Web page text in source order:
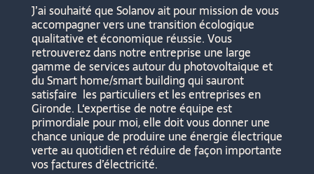
J’ai souhaité que Solanov ait pour mission de vous
accompagner vers une transition écologique
qualitative et économique réussie. Vous
retrouverez dans notre entreprise une large
gamme de services autour du photovoltaique et
du Smart home/smart building qui sauront
satisfaire les particuliers et les entreprises en
Gironde. L‘expertise de notre équipe est
primordiale pour moi, elle doit vous donner une
chance unique de produire une énergie électrique
verte au quotidien et réduire de façon importante
vos factures d’électricité.